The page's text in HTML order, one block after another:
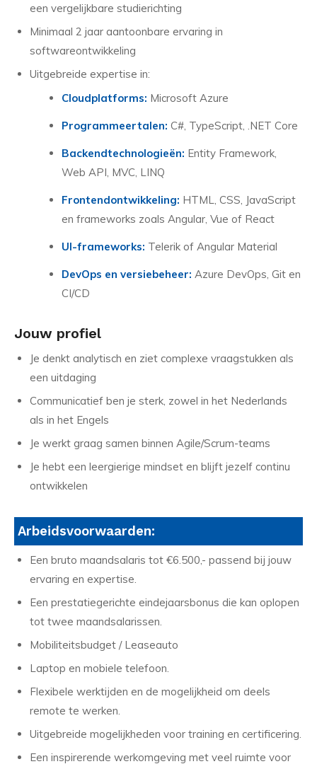
een vergelijkbare studierichting
Minimaal 2 jaar aantoonbare ervaring in
softwareontwikkeling
Uitgebreide expertise in:
Cloudplatforms: Microsoft Azure
Programmeertalen: C#, TypeScript, .NET Core
Backendtechnologieën: Entity Framework,
Web API, MVC, LINQ
Frontendontwikkeling: HTML, CSS, JavaScript
en frameworks zoals Angular, Vue of React
UI-frameworks: Telerik of Angular Material
DevOps en versiebeheer: Azure DevOps, Git en
CI/CD
Jouw profiel
Je denkt analytisch en ziet complexe vraagstukken als
een uitdaging
Communicatief ben je sterk, zowel in het Nederlands
als in het Engels
Je werkt graag samen binnen Agile/Scrum-teams
Je hebt een leergierige mindset en blijft jezelf continu
ontwikkelen
Arbeidsvoorwaarden:
Een bruto maandsalaris tot €6.500,- passend bij jouw
ervaring en expertise.
Een prestatiegerichte eindejaarsbonus die kan oplopen
tot twee maandsalarissen.
Mobiliteitsbudget / Leaseauto
Laptop en mobiele telefoon.
Flexibele werktijden en de mogelijkheid om deels
remote te werken.
Uitgebreide mogelijkheden voor training en certificering.
Een inspirerende werkomgeving met veel ruimte voor